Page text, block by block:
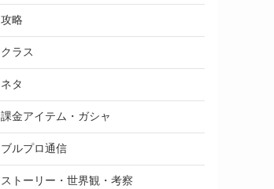
攻略
クラス
ネタ
課金アイテム・ガシャ
ブルプロ通信
ストーリー・世界観・考察